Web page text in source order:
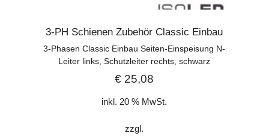
3-PH Schienen Zubehör Classic Einbau
3-Phasen Classic Einbau Seiten-Einspeisung N-
Leiter links, Schutzleiter rechts, schwarz
€ 25,08
inkl. 20 % MwSt.
zzgl.